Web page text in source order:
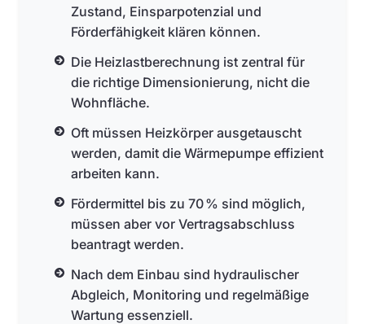
Zustand, Einsparpotenzial und
Förderfähigkeit klären können.
Die Heizlastberechnung ist zentral für
die richtige Dimensionierung, nicht die
Wohnfläche.
Oft müssen Heizkörper ausgetauscht
werden, damit die Wärmepumpe effizient
arbeiten kann.
Fördermittel bis zu 70 % sind möglich,
müssen aber vor Vertragsabschluss
beantragt werden.
Nach dem Einbau sind hydraulischer
Abgleich, Monitoring und regelmäßige
Wartung essenziell.